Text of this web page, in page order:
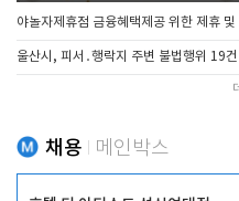
야놀자제휴점 금융혜택제공 위한 제휴 및
울산시, 피서․행락지 주변 불법행위 19
채용 메인박스